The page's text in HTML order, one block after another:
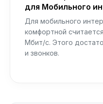
для Мобильного
Для мобильного
комфортной
Мбит/с. Этого
и звонков.